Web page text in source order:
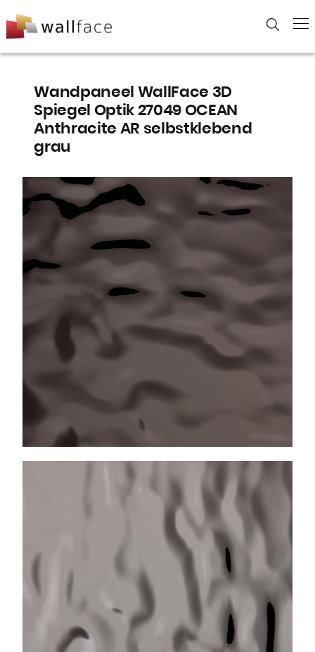
to
Wandpaneel WallFace 3D
Spiegel Optik 27049 OCEAN
Anthracite AR selbstklebend
grau